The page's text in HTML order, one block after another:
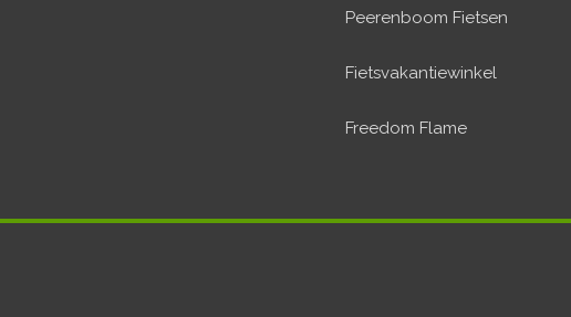
Peerenboom Fietsen
Fietsvakantiewinkel
Freedom Flame